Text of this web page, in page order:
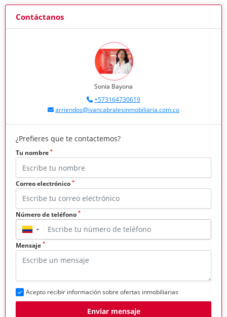
Contáctanos
Sonia Bayona
+573164730619
arriendos@ivancabralesinmobiliaria.com.co
¿Prefieres que te contactemos?
Tu nombre *
Correo electrónico *
Número de teléfono *
▼
Mensaje *
Acepto recibir información sobre ofertas inmobiliarias
Enviar mensaje